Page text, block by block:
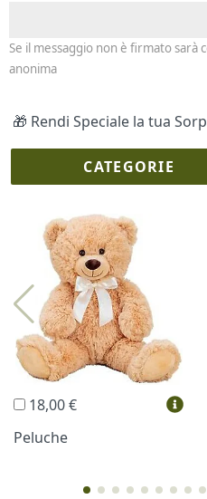
Se il messaggio non è firmato
anonima
🎁 Rendi Speciale la tua
CATEGORIE
I più scelti
Profumi
Trudi® THUN®
Regali Personalizzati
18,00 €
Peluche